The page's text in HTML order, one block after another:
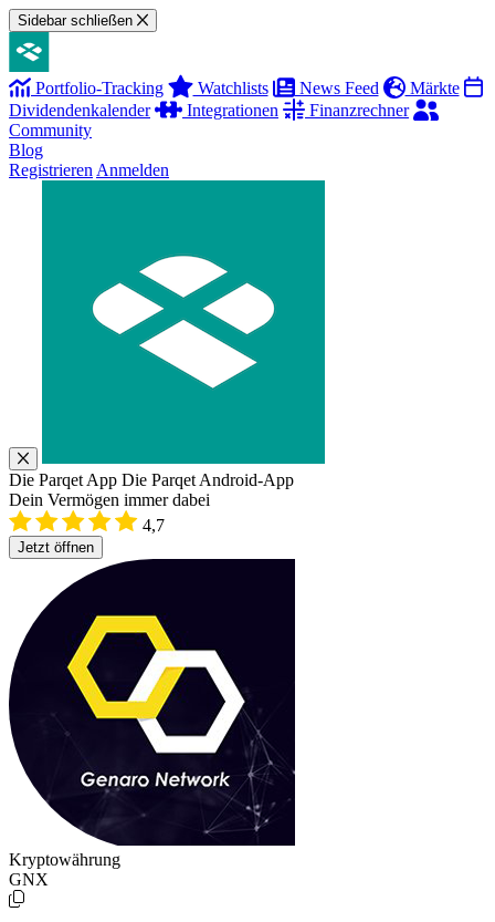
Sidebar schließen
Portfolio-Tracking Watchlists News Feed
Märkte
Dividendenkalender
Integrationen
Finanzrechner
Community
Blog
Registrieren Anmelden
Die Parqet App Die Parqet Android-App
Dein Vermögen immer dabei
4,7
Jetzt öffnen
Kryptowährung
GNX